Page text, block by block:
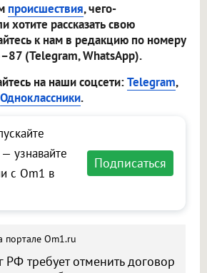
происшествия, чего-
хотите рассказать свою
к нам в редакцию по номеру
(Telegram, WhatsApp).
на наши соцсети:Telegram,
Одноклассники.
узнавайте
с Om1 в
Подписаться
портале Om1.ru
требует отменить договор